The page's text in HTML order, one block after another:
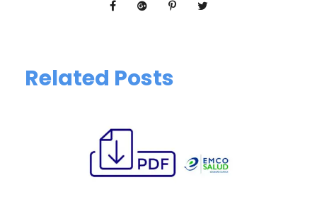
Related Posts